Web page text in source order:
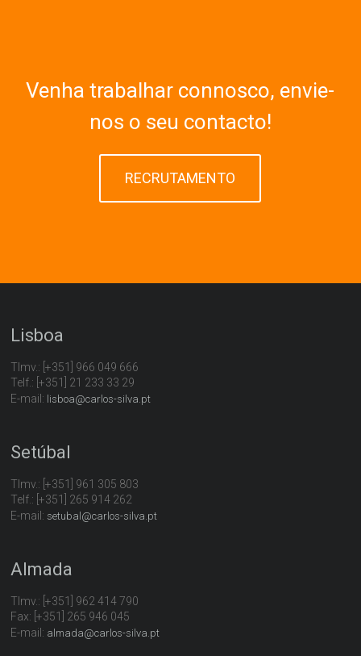
Venha trabalhar connosco, envie-
nos o seu contacto!
RECRUTAMENTO
Lisboa
Tlmv.: [+351] 966 049 666
Telf.: [+351] 21 233 33 29
E-mail: lisboa@carlos-silva.pt
Setúbal
Tlmv.: [+351] 961 305 803
Telf.: [+351] 265 914 262
E-mail: setubal@carlos-silva.pt
Almada
Tlmv.: [+351] 962 414 790
Fax: [+351] 265 946 045
E-mail: almada@carlos-silva.pt